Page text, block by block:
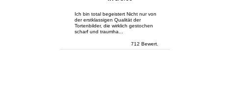
Ich bin total begeistert Nicht nur von
der erstklassigen Qualität der
Tortenbilder, die wirklich gestochen
scharf und traumha...
712 Bewert.